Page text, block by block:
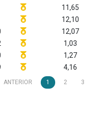
11,65
12,10
12,07
1,03
1,27
4,16
ANTERIOR 1 2 3